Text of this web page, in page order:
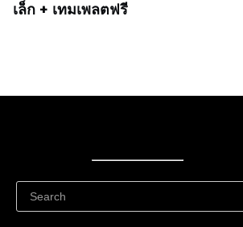
เล็ก + เทมเพลตฟรี